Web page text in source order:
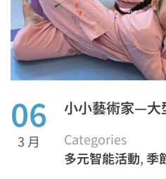
06
3 月
小小藝術家—大
Categories
多元智能活動, 季